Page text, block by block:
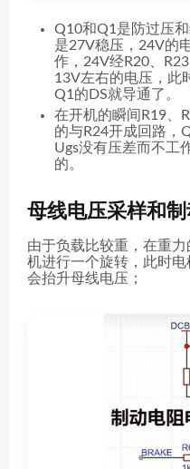
Q10和Q1是防过压
是27V稳压，24V的
作，24V经R20、
13V左右的电压，此
Q1的DS就导通了。
在开机的瞬间R19、
的与R24开成回路，
Ugs没有压差而不工
的。
母线电压采样和
由于负载比较重，在重
机进行一个旋转，此时
会抬升母线电压；